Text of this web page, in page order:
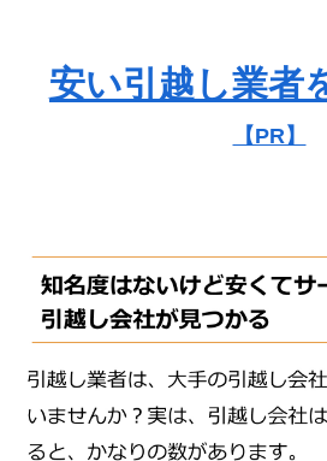
安い引越し業者
【PR】